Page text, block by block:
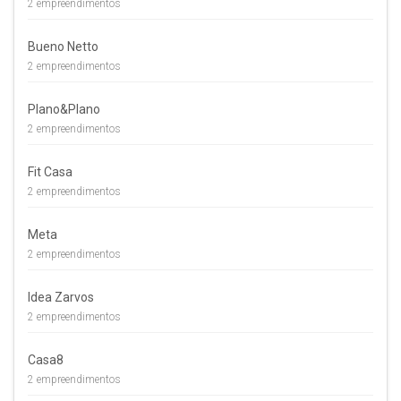
2 empreendimentos
Bueno Netto
2 empreendimentos
Plano&Plano
2 empreendimentos
Fit Casa
2 empreendimentos
Meta
2 empreendimentos
Idea Zarvos
2 empreendimentos
Casa8
2 empreendimentos